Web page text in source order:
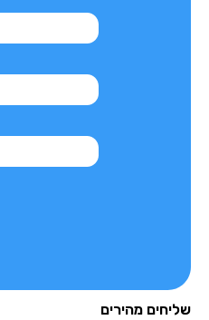
מהירים